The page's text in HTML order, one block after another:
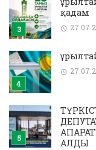
қадам
АЛДЫ